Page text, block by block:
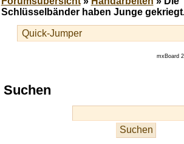
Schlüsselbänder haben Junge
mxBoard
Play
best
Suchen